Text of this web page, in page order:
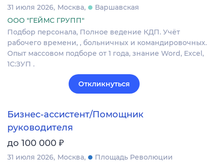
31 июля 2026 Москва
Варшавская
ООО "ГЕЙМС ГРУПП"
Подбор персонала, Полное ведение КДП. Учёт
рабочего времени, , больничных и командировочных.
Опыт массовом подборе от 1 года, знание Word, Excel,
1С:ЗУП .
Откликнуться
Бизнес-ассистент/Помощник
руководителя
до 100 000 ₽
31 июля 2026 Москва
Площадь Революции